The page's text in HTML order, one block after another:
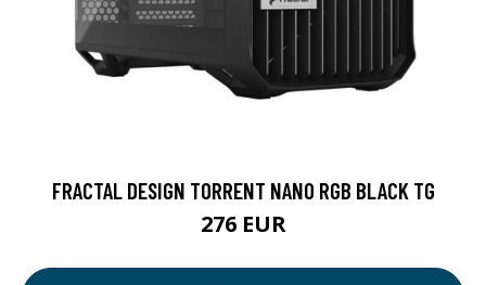
FRACTAL DESIGN TORRENT NANO RGB BLACK TG
276 EUR